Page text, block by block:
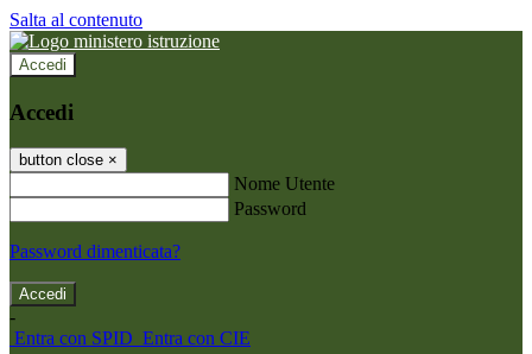
Salta al contenuto
Accedi
Accedi
button close ×
Nome Utente
Password
Password dimenticata?
-
Entra con SPID Entra con CIE